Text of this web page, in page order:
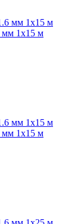
мм 1х15 м
мм 1х15 м